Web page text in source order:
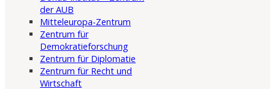
der AUB
Mitteleuropa-Zentrum
Zentrum für
Demokratieforschung
Zentrum für Diplomatie
Zentrum für Recht und
Wirtschaft